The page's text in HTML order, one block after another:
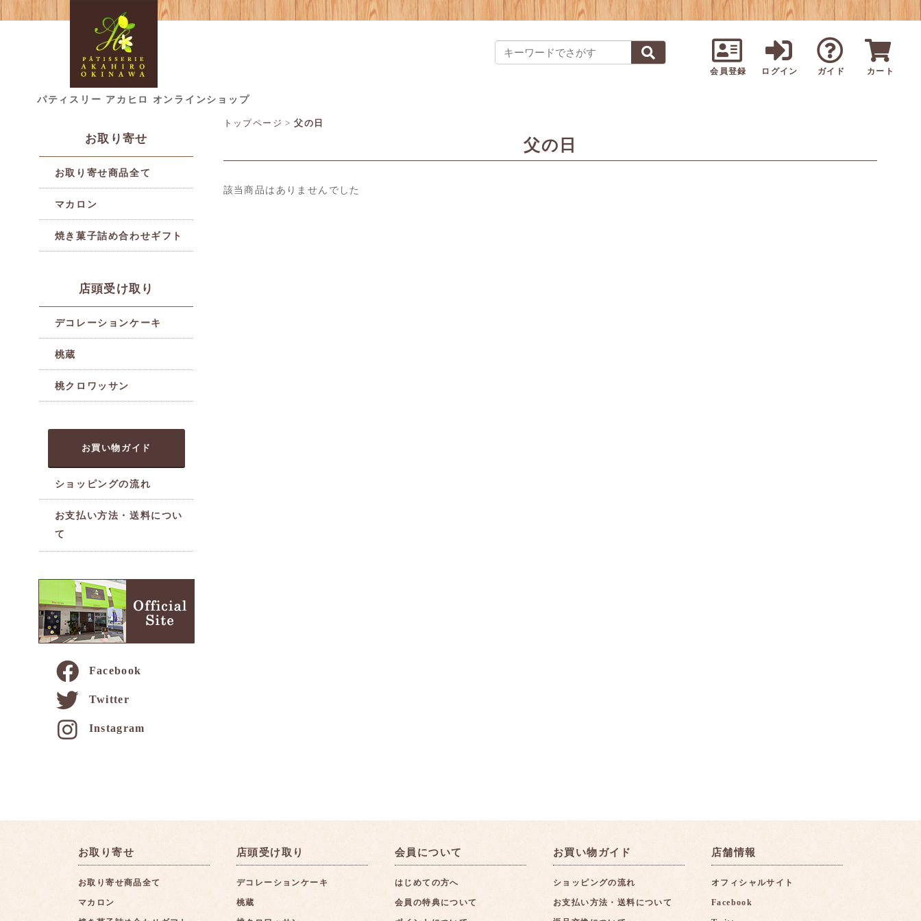
会員登録 ログイン ガイド カート
パティスリー アカヒロ オンラインショップ
お取り寄せ
お取り寄せ商品全て
マカロン
焼き菓子詰め合わせギフト
店頭受け取り
デコレーションケーキ
桃蔵
桃クロワッサン
お買い物ガイド
ショッピングの流れ
お支払い方法・送料につい
て
Facebook
Twitter
Instagram
トップページ >父の日
父の日
該当商品はありませんでした
お取り寄せ
お取り寄せ商品全て
マカロン
店頭受け取り
デコレーションケーキ
桃蔵
会員について
はじめての方へ
会員の特典について
お買い物ガイド
ショッピングの流れ
お支払い方法・送料について
店舗情報
オフィシャルサイト
Facebook